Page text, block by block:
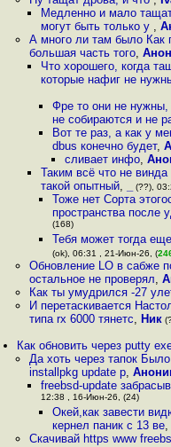
Медленно и мало
могут быть только у ,
А много ли там было Как
большая часть того,
Что хорошего, когда
которые нафиг не
Фре то они не нужны,
не собираются и не
Вот те раз, а как у
dbus конечно будет,
сливает инфо,
Таким всё что не
такой опытный, (??),
Тоже нет Сорта
пространства после
(168)
Тебя может тогда
(ok), 06:31 , 21-Июн-26, (
Обновление LO в сабже
остальное не проверял,
Как ты умудрился -27
И перетаскивается
типа rx 6000 тянетс, Ник
Как обновить через putty
Да хоть через тапок
installpkg update p,
freebsd-update
12:38 , 16-Июн-26, (24)
Окей,как завести
кернел паник с 13 ве,
Скачивай https www